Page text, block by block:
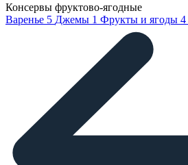
Консервы фруктово-ягодные
Варенье 5 Джемы 1 Фрукты и ягоды 4